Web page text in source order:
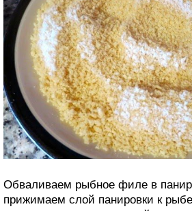
Обваливаем рыбное филе в
прижимаем слой панировки к